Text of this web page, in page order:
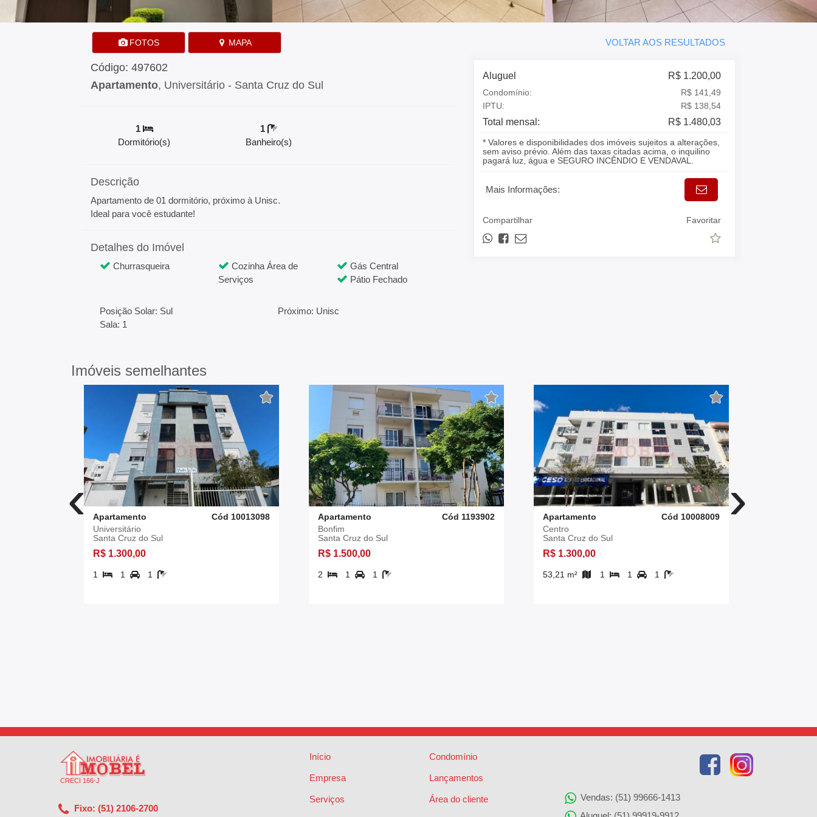
FOTOS MAPA VOLTAR AOS RESULTADOS
Código: 497602
Apartamento, Universitário - Santa Cruz do Sul
1
Dormitório(s)
1
Banheiro(s)
Descrição
Apartamento de 01 dormitório, próximo à Unisc.
Ideal para você estudante!
Detalhes do Imóvel
Churrasqueira
Cozinha Área de
Serviços
Gás Central
Pátio Fechado
Posição Solar: Sul
Próximo: Unisc
Sala: 1
Aluguel R$ 1.200,00
Condomínio:
R$ 141,49
IPTU:
R$ 138,54
Total mensal: R$ 1.480,03
* Valores e disponibilidades dos imóveis sujeitos a alterações,
sem aviso prévio. Além das taxas citadas acima, o inquilino
pagará luz, água e SEGURO INCÊNDIO E VENDAVAL.
Mais Informações:
Compartilhar Favoritar
Imóveis semelhantes
‹ Apartamento
Cód 10013098
Universitário
Santa Cruz do Sul
R$ 1.300,00
1 1 1
Apartamento
Cód 1193902
Bonfim
Santa Cruz do Sul
R$ 1.500,00
2 1 1
Apartamento
Cód 10008009
Centro
Santa Cruz do Sul
R$ 1.300,00
53,21 m² 1 1 1
›
CRECI 166-J
Fixo: (51) 2106-2700
Início
Empresa
Serviços
Condomínio
Lançamentos
Área do cliente
Vendas: (51) 99666-1413